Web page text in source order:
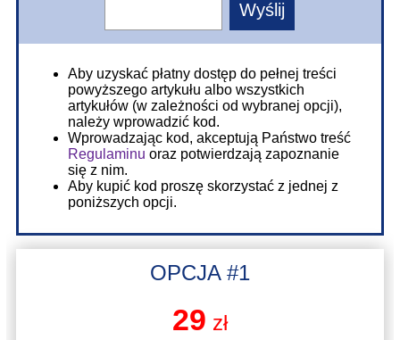
Aby uzyskać płatny dostęp do pełnej treści
powyższego artykułu albo wszystkich
artykułów (w zależności od wybranej opcji),
należy wprowadzić kod.
Wprowadzając kod, akceptują Państwo treść
Regulaminu oraz potwierdzają zapoznanie
się z nim.
Aby kupić kod proszę skorzystać z jednej z
poniższych opcji.
OPCJA #1
29 zł